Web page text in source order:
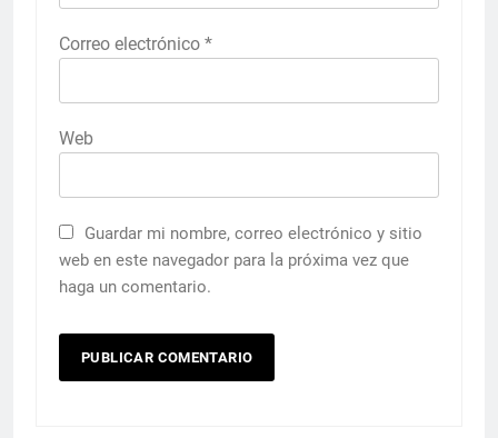
Correo electrónico *
Web
Guardar mi nombre, correo electrónico y sitio
web en este navegador para la próxima vez que
haga un comentario.